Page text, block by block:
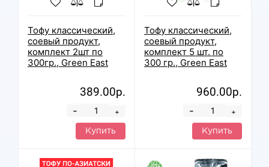
Тофу классический,
соевый продукт,
комплект 2шт по
300гр., Green East
389.00р.
+
-
Купить
Тофу классический,
соевый продукт,
комплект 5 шт. по
300 гр., Green East
960.00р.
+
-
Купить